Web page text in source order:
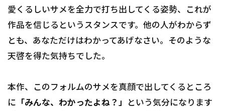
愛くるしいサメを全力で打ち出してくる姿勢、これが
作品を信じるというスタンスです。他の人がわからず
とも、あなただけはわかってあげなさい。そのような
天啓を得た気持ちでした。
本作、このフォルムのサメを真顔で出してくるところ
に 「みんな、わかったよね？」
という気分になります